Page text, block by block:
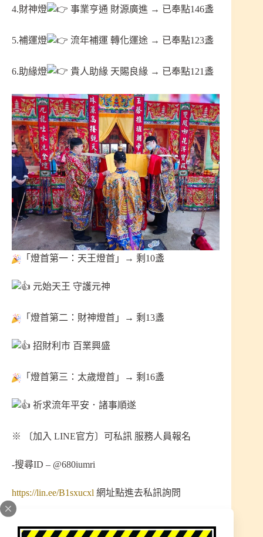
4.財神燈 事業亨通 財源廣進 → 已奉點146盞
5.補運燈 流年補運 轉化運途 → 已奉點123盞
6.助緣燈 貴人助緣 天賜良緣 → 已奉點121盞
「燈首第一：天王燈首」→ 剩10盞
元始天王 守護元神
「燈首第二：財神燈首」→ 剩13盞
招財利市 百業興盛
「燈首第三：太歲燈首」→ 剩16盞
祈求流年平安．諸事順遂
※ 〔加入 LINE官方〕可私訊 服務人員報名
-搜尋ID – @680iumri
https://lin.ee/B1sxucxl 網址點進去私訊詢問
犯之，凡修造方向等事尤宜慎避。2025・乙巳年・